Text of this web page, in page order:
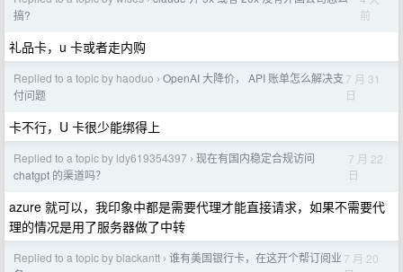
搞?
前
礼品卡，u 卡或者走内购
Replied to a topic by haoduo › OpenAI 大降价， API 账单怎么解决支
付问题
7 月 31
日
卡不行，U 卡很少能绑得上
Replied to a topic by ldy619354397 › 现在有国内稳定合规访问
chatgpt 的渠道吗？
7 月 22
日
azure 就可以，我印象中都是需要代理才能直接请求，如果不需要代
理的情况是用了服务器做了中转
Replied to a topic by blackantt › 谁有美国银行卡，在这开个帮订阅业 7 月 20